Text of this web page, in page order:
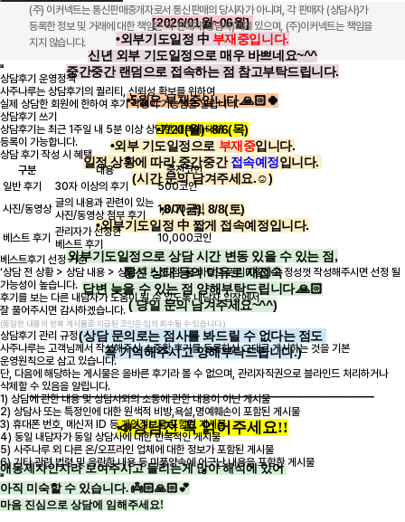
[2026/01월~06월]
•외부기도일정 中 부재중입니다.
신년 외부 기도일정으로 매우 바쁘네요~^^
중간중간 랜덤으로 접속하는 점 참고부탁드립니다.
•5월은 부재중입니다.🙏🏻🍀
•7/20(월)~8/6(목)
•외부 기도일정으로 부재중입니다.
일정 상황에 따라 중간중간접속예정입니다.
(시간문의 남겨주세요.☺️)
•8/7(금), 8/8(토)
•외부기도일정 中 짧게 접속예정입니다.
외부기도일정으로 상담 시간 변동 있을 수 있는 점,
통신 상태 등의 이유로 재접속
답변 늦을 수 있는 점 양해부탁드립니다.🙏🏻
( 당일 문의 남겨주세요~^^)
(상담 문의로는 점사를 봐드릴 수 없다는 점도
꼭 기억해주시고 양해부탁드립니다.)
————————————————————————————
📣상담전 꼭 읽어주세요!!
애동제자인지라 보여주시고 들리는게 많아 해석에 있어
아직 미숙할 수 있습니다. 👼🏻🙏🏻💕
마음 진심으로 상담에 임해주세요!
(주) 이커넥트는 통신판매중개자로서 통신판매의 당사자가 아니며, 각 판매자 (상담사)가
등록한 정보 및 거래에 대한 책임은 각 판매자(상담사)에게 있으며, (주)이커넥트는 책임을
지지 않습니다.
상담후기 운영정책
사주나루는 상담후기의 퀄리티, 신뢰성 확보를 위하여
실제 상담한 회원에 한하여 후기 작성이 가능함을 알립니다.
상담후기 쓰기
상담후기는 최근 1주일 내 5분 이상 상담한 내역에 대해
등록이 가능합니다.
상담 후기 작성 시 혜택
구분
내용
충전코인
일반 후기
30자 이상의 후기
500코인
사진/동영상 글의 내용과 관련이 있는
사진/동영상 첨부 후기
1,000코인
베스트 후기 관리자가 선정한
베스트 후기
10,000코인
베스트후기 선정 기준
‘상담 전 상황 > 상담 내용 > 상담 후 느낀 점’ 을 바탕으로 디테일하고 정성껏 작성해주시면 선정 될
가능성이 높습니다.
후기를 보는 다른 내담자가 도움이 될 수 있도록 내담자 입장에서
잘 풀어주시면 감사하겠습니다.
(동일한 내용의 반복 게시물로 지급된 코인은 임의 회수될 수 있습니다.)
상담후기 관리 규정
사주나루는 고객님께서 작성해주신 소중한 후기를 등록하신 그대로 게시하는 것을 기본
운영원칙으로 삼고 있습니다.
단, 다음에 해당하는 게시물은 올바른 후기라 볼 수 없으며, 관리자직권으로 블라인드 처리하거나
삭제할 수 있음을 알립니다.
1) 상담에 관한 내용 및 상담사와의 소통에 관한 내용이 아닌 게시물
2) 상담사 또는 특정인에 대한 원색적 비방,욕설,명예훼손이 포함된 게시물
3) 휴대폰 번호, 메신저 ID 등 개인정보를 포함된 게시물
4) 동일 내담자가 동일 상담사에 대한 반복적인 게시물
5) 사주나루 외 다른 온/오프라인 업체에 대한 정보가 포함된 게시물
6) 기타 관련 법령 및 음란한 내용 등 미풍양속에 어긋난 내용을 포함한 게시물